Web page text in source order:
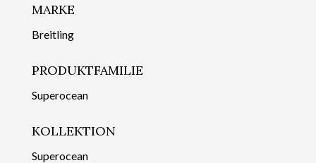
MARKE
Breitling
PRODUKTFAMILIE
Superocean
KOLLEKTION
Superocean